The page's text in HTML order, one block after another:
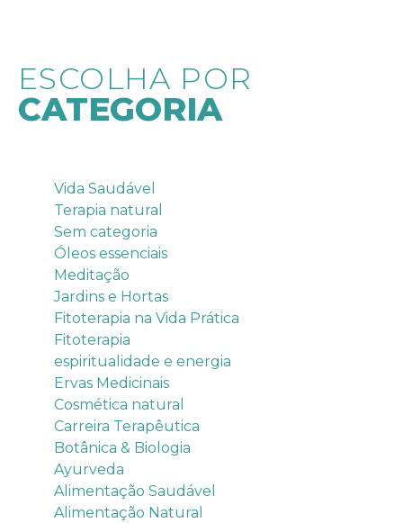
ESCOLHA POR
CATEGORIA
Vida Saudável
Terapia natural
Sem categoria
Óleos essenciais
Meditação
Jardins e Hortas
Fitoterapia na Vida Prática
Fitoterapia
espiritualidade e energia
Ervas Medicinais
Cosmética natural
Carreira Terapêutica
Botânica & Biologia
Ayurveda
Alimentação Saudável
Alimentação Natural